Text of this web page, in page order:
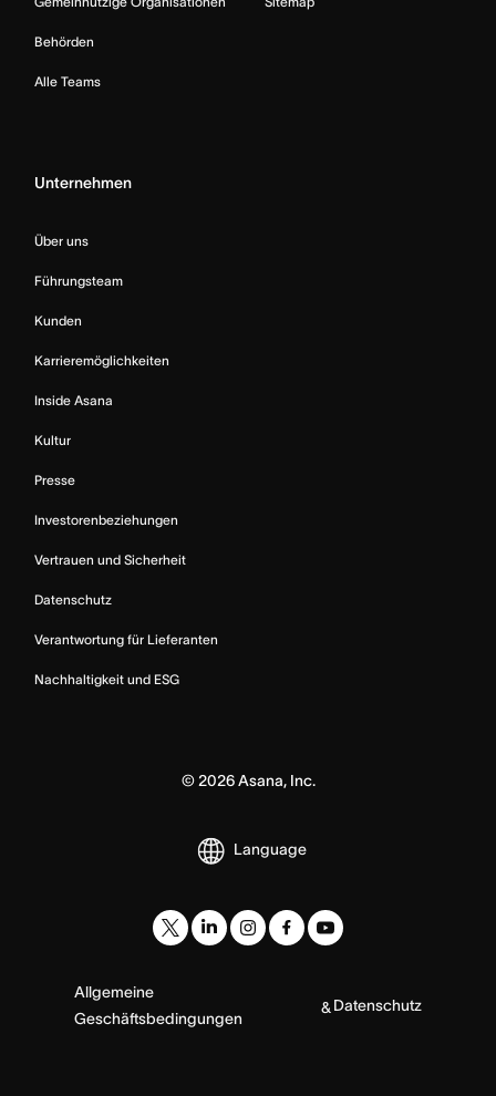
Behörden
Alle Teams
Unternehmen
Über uns
Führungsteam
Kunden
Karrieremöglichkeiten
Inside Asana
Kultur
Presse
Investorenbeziehungen
Vertrauen und Sicherheit
Datenschutz
Verantwortung für Lieferanten
Nachhaltigkeit und ESG
© 2026Asana, Inc.
Language
Allgemeine
Geschäftsbedingungen
& Datenschutz